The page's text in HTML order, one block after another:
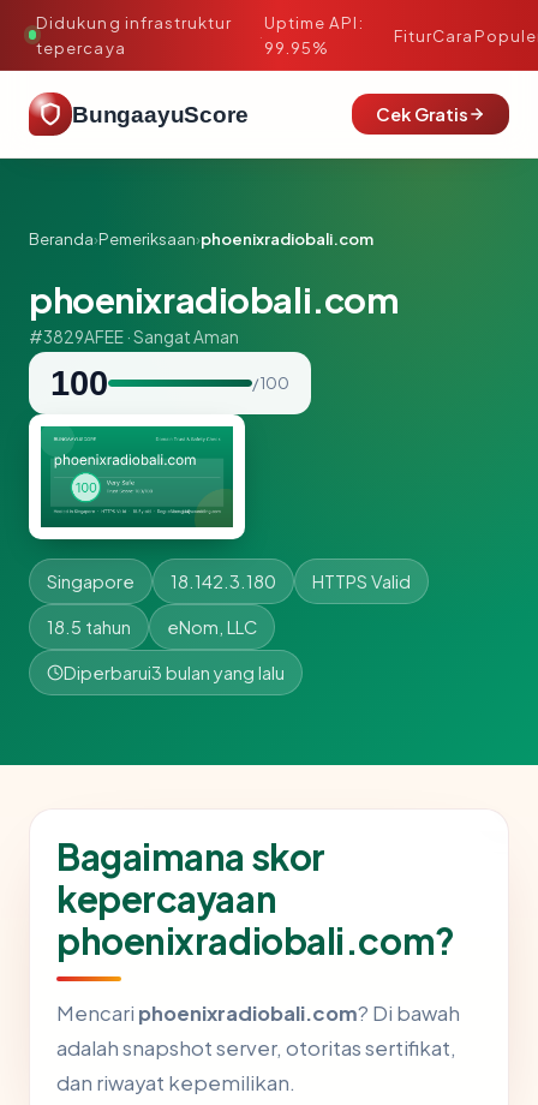
Didukung infrastruktur
tepercaya
·
Uptime API:
99.95%
FiturCara
BungaayuScore Cek Gratis
Beranda›Pemeriksaan›phoenixradiobali.com
phoenixradiobali.com
#3829AFEE · Sangat Aman
100 / 100
Singapore 18.142.3.180 HTTPS Valid
18.5 tahun eNom, LLC
Diperbarui3 bulan yang lalu
Bagaimana skor
kepercayaan
phoenixradiobali.com?
Mencari phoenixradiobali.com? Di bawah
adalah snapshot server, otoritas sertifikat,
dan riwayat kepemilikan.